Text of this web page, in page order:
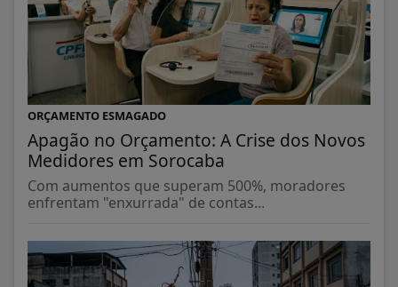
ORÇAMENTO ESMAGADO
Apagão no Orçamento: A Crise dos Novos
Medidores em Sorocaba
Com aumentos que superam 500%, moradores
enfrentam "enxurrada" de contas...